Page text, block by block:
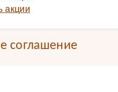
акции
соглашение